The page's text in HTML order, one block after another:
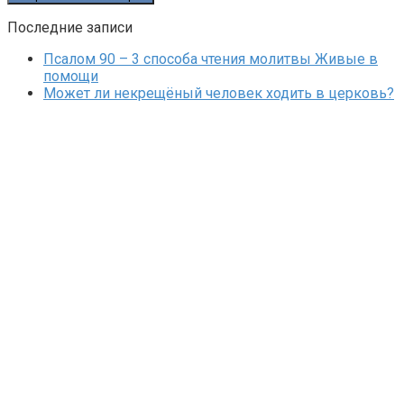
Последние записи
Псалом 90 – 3 способа чтения молитвы Живые в
помощи
Может ли некрещёный человек ходить в церковь?